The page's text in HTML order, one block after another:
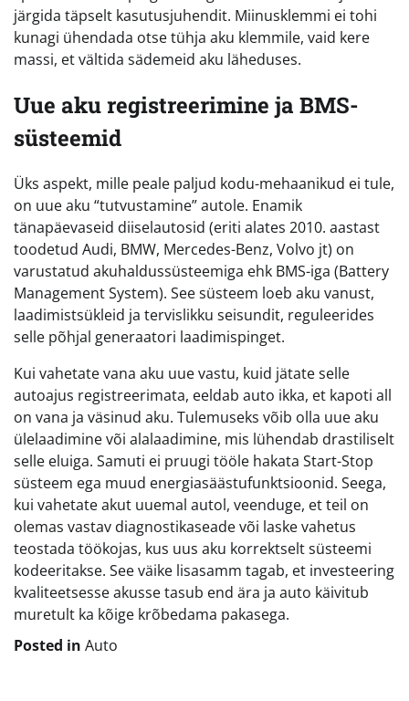
järgida täpselt kasutusjuhendit. Miinusklemmi ei tohi
kunagi ühendada otse tühja aku klemmile, vaid kere
massi, et vältida sädemeid aku läheduses.
Uue aku registreerimine ja BMS-
süsteemid
Üks aspekt, mille peale paljud kodu-mehaanikud ei tule,
on uue aku “tutvustamine” autole. Enamik
tänapäevaseid diiselautosid (eriti alates 2010. aastast
toodetud Audi, BMW, Mercedes-Benz, Volvo jt) on
varustatud akuhaldussüsteemiga ehk BMS-iga (Battery
Management System). See süsteem loeb aku vanust,
laadimistsükleid ja tervislikku seisundit, reguleerides
selle põhjal generaatori laadimispinget.
Kui vahetate vana aku uue vastu, kuid jätate selle
autoajus registreerimata, eeldab auto ikka, et kapoti all
on vana ja väsinud aku. Tulemuseks võib olla uue aku
ülelaadimine või alalaadimine, mis lühendab drastiliselt
selle eluiga. Samuti ei pruugi tööle hakata Start-Stop
süsteem ega muud energiasäästufunktsioonid. Seega,
kui vahetate akut uuemal autol, veenduge, et teil on
olemas vastav diagnostikaseade või laske vahetus
teostada töökojas, kus uus aku korrektselt süsteemi
kodeeritakse. See väike lisasamm tagab, et investeering
kvaliteetsesse akusse tasub end ära ja auto käivitub
muretult ka kõige krõbedama pakasega.
Posted in Auto